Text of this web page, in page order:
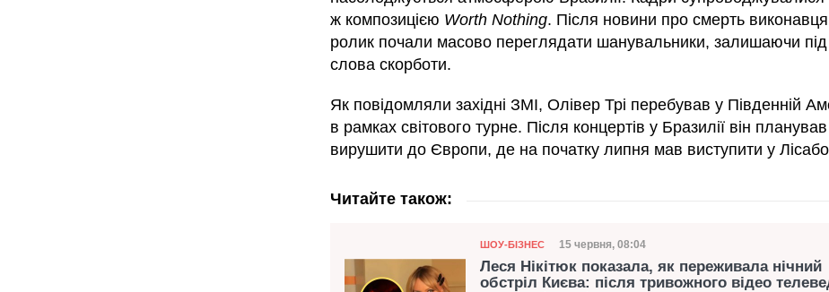
ж композицією Worth Nothing. Після новини про смерть
ролик почали масово переглядати шанувальники, залишаючи
слова скорботи.
Як повідомляли західні ЗМІ, Олівер Трі перебував у Південній
в рамках світового турне. Після концертів у Бразилії він планував
вирушити до Європи, де на початку липня мав виступити у
Читайте також:
Категорія
ШОУ-БІЗНЕС Дата публікації
15 червня, 08:04
Леся Нікітюк показала, як переживала нічний
обстріл Києва: після тривожного відео